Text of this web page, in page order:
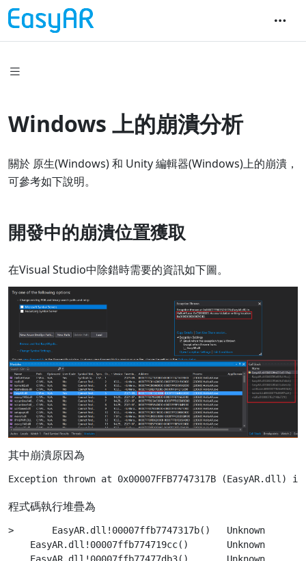
Windows 上的崩潰分析
關於 原生(Windows) 和 Unity 編輯器(Windows)上的崩潰，
可參考如下說明。
開發中的崩潰位置獲取
在Visual Studio中除錯時需要的資訊如下圖。
其中崩潰原因為
程式碼執行堆疊為
>	EasyAR.dll!00007ffb7747317b()	Unknown
    EasyAR.dll!00007ffb774719cc()	Unknown
    EasyAR.dll!00007ffb77477db3()	Unknown